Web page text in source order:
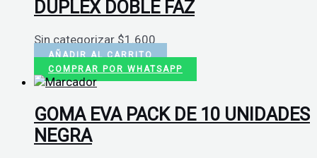
DUPLEX DOBLE FAZ
Sin categorizar $1.600
AÑADIR AL CARRITO
COMPRAR POR WHATSAPP
GOMA EVA PACK DE 10 UNIDADES
NEGRA